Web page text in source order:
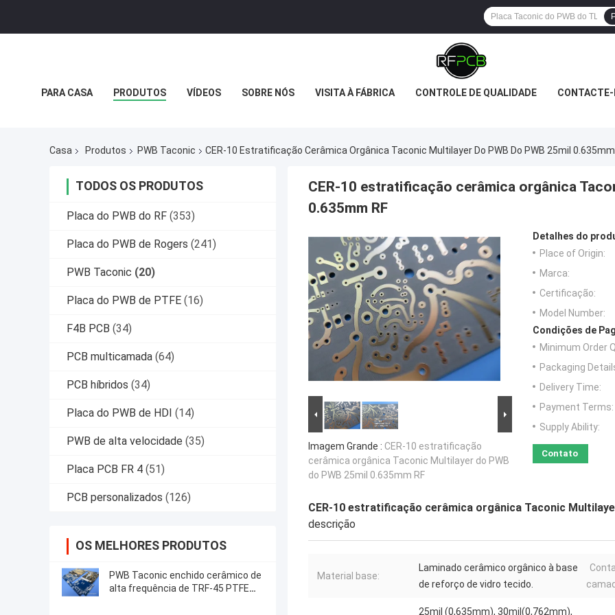
PARA CASA PRODUTOS VÍDEOS SOBRE NÓS VISITA À FÁBRICA CONTROLE DE QUALIDADE
Casa Produtos PWB Taconic CER-10 Estratificação Cerâmica Orgânica Taconic Multilayer Do PWB Do PWB 25mil 0.635mm
TODOS OS PRODUTOS
Placa do PWB do RF (353)
Placa do PWB de Rogers (241)
PWB Taconic (20)
Placa do PWB de PTFE (16)
F4B PCB (34)
PCB multicamada (64)
PCB híbridos (34)
Placa do PWB de HDI (14)
PWB de alta velocidade (35)
Placa PCB FR 4 (51)
PCB personalizados (126)
OS MELHORES PRODUTOS
PWB Taconic enchido cerâmico de
alta frequência de TRF-45 PTFE
CER-10 estratificação cerâmica orgânica
0.635mm RF
Imagem Grande : CER-10 estratificação
cerâmica orgânica Taconic Multilayer do PWB
do PWB 25mil 0.635mm RF
Detalhes do
Place of Origin:
Marca:
Certificação:
Model Number:
Condições de
Minimum Order
Packaging
Delivery Time:
Payment Terms:
Supply Ability:
Contato
CER-10 estratificação cerâmica orgânica Taconic
descrição
Material base:
Laminado cerâmico orgânico à base
de reforço de vidro tecido.
25mil (0,635mm), 30mil(0,762mm),